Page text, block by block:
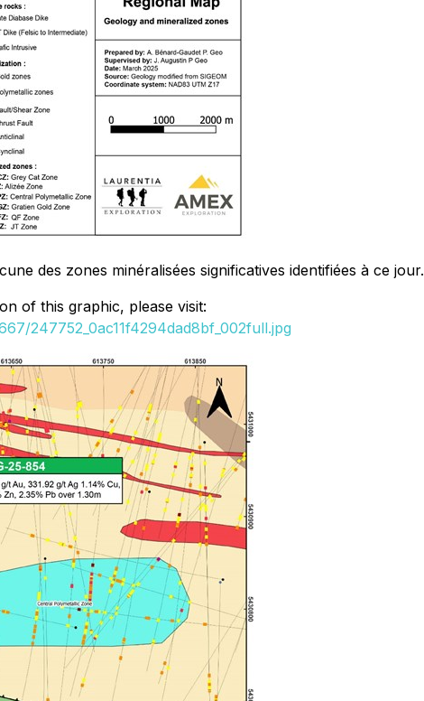
des zones minéralisées significatives identifiées à ce jour.
of this graphic, please visit:
247752_0ac11f4294dad8bf_002full.jpg